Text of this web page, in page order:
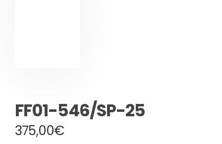
FF01-546/SP-25
375,00€